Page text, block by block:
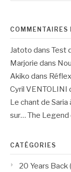
COMMENTAIRES
Jatoto dans Test
Marjorie dans
Akiko dans
Cyril VENTOLINI
Le chant de Saria
sur… The Legend
CATÉGORIES
20 Years Back